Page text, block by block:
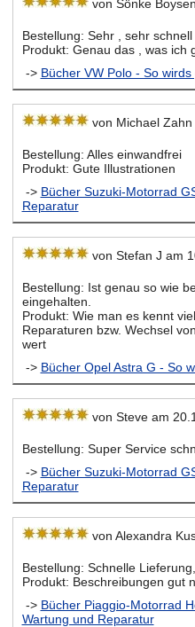
von Sönke
Bestellung: Sehr , sehr
Produkt: Genau das , was ich
-> Bücher VW Polo - So
von Michael Zahn
Bestellung: Alles einwandfrei
Produkt: Gute Illustrationen
-> Bücher Suzuki-Motorrad
Reparatur
von Stefan J am
Bestellung: Ist genau so wie
eingehalten.
Produkt: Wie man es kennt
Reparaturen bzw. Wechsel
wert
-> Bücher Opel Astra G - So
von Steve am
Bestellung: Super Service
-> Bücher Suzuki-Motorrad
Reparatur
von Alexandra
Bestellung: Schnelle
Produkt: Beschreibungen gut
-> Bücher Piaggio-Motorrad
Wartung und Reparatur